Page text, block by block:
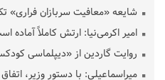
شایعه «معافیت سربازان فراری»
امیر اکرمی‌نیا: ارتش کاملاً آماده
روایت گاردین از «دیپلماسی
میراسماعیلی: با دستور وزیر،